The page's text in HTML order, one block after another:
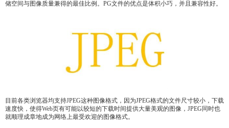
储空间与图像质量兼得的最佳比例。PG文件的优点是体积小巧，并且兼容性好。
目前各类浏览器均支持JPEG这种图像格式，因为JPEG格式的文件尺寸较小，下载
速度快，使得Web页有可能以较短的下载时间提供大量美观的图像，JPEG同时也
就顺理成章地成为网络上最受欢迎的图像格式。